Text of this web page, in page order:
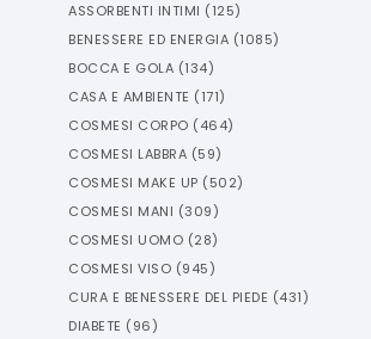
ASSORBENTI INTIMI (125)
BENESSERE ED ENERGIA (1085)
BOCCA E GOLA (134)
CASA E AMBIENTE (171)
COSMESI CORPO (464)
COSMESI LABBRA (59)
COSMESI MAKE UP (502)
COSMESI MANI (309)
COSMESI UOMO (28)
COSMESI VISO (945)
CURA E BENESSERE DEL PIEDE (431)
DIABETE (96)